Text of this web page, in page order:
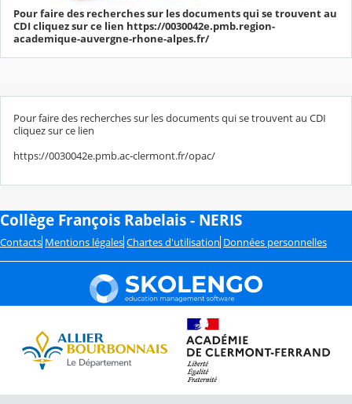
Pour faire des recherches sur les documents qui se trouvent au
CDI cliquez sur ce lien https://0030042e.pmb.region-
academique-auvergne-rhone-alpes.fr/
Pour faire des recherches sur les documents qui se trouvent au CDI
cliquez sur ce lien
https://0030042e.pmb.ac-clermont.fr/opac/
Collège François Rabelais - NERIS
Contacts Mentions légales Chartes d'utilisation Données personnelles